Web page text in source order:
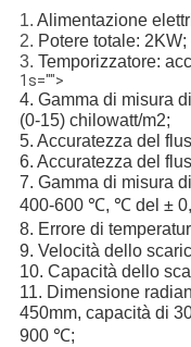
1. Alimentazione
2. Potere totale: 2KW;
3. Temporizzatore:
1s="">
4. Gamma di misura
(0-15) chilowatt/m2;
5. Accuratezza del
6. Accuratezza del
7. Gamma di misura
400-600 ℃, ℃ del ±
8. Errore di
9. Velocità dello
10. Capacità dello
11. Dimensione
450mm, capacità di
900 ℃;